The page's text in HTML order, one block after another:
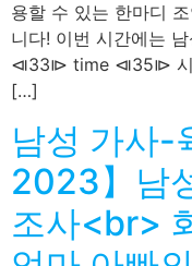
용할 수 있는 한마디
니다! 이번 시간에는
⧏33⧐ time ⧏35⧐ 시
[…]
남성 가사-
2023】남
조사<br>